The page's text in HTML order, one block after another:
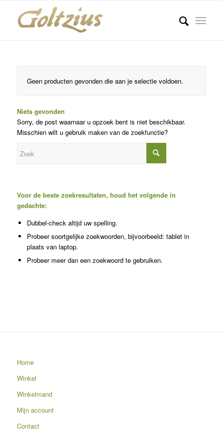
Geen producten gevonden die aan je selectie voldoen.
Niets gevonden
Sorry, de post waarnaar u opzoek bent is niet beschikbaar.
Misschien wilt u gebruik maken van de zoekfunctie?
Voor de beste zoekresultaten, houd het volgende in
gedachte:
Dubbel-check altijd uw spelling.
Probeer soortgelijke zoekwoorden, bijvoorbeeld: tablet in
plaats van laptop.
Probeer meer dan een zoekwoord te gebruiken.
Home
Winkel
Winkelmand
Mijn account
Contact